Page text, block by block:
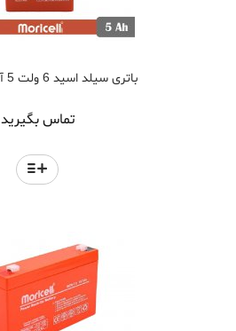
باتری سیلد اسید 6 ولت 5 آمپر moricell
تماس بگیرید